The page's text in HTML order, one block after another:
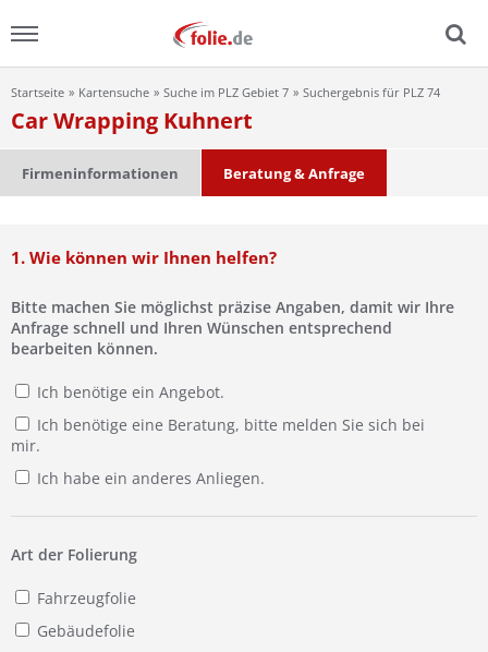
Menu
Home
Ratgeber
FAQ
Lexikon
Video
Startseite Kartensuche Suche im PLZ Gebiet 7 Suchergebnis für PLZ 74
Car Wrapping Kuhnert
Firmeninformationen Beratung & Anfrage
1. Wie können wir Ihnen helfen?
Bitte machen Sie möglichst präzise Angaben, damit wir Ihre
Anfrage schnell und Ihren Wünschen entsprechend
bearbeiten können.
Ich benötige ein Angebot.
Ich benötige eine Beratung, bitte melden Sie sich bei
mir.
Ich habe ein anderes Anliegen.
Art der Folierung
Fahrzeugfolie
Gebäudefolie